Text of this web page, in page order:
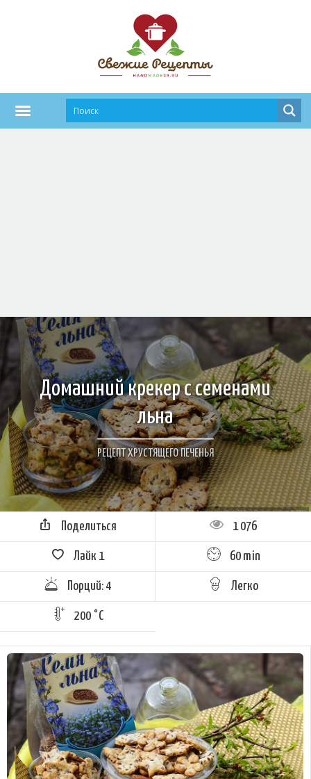
Домашний крекер с семенами
льна
РЕЦЕПТ ХРУСТЯЩЕГО ПЕЧЕНЬЯ
Поделиться 1 076
Лайк 1 60 min
Порций: 4 Легко
200 °C